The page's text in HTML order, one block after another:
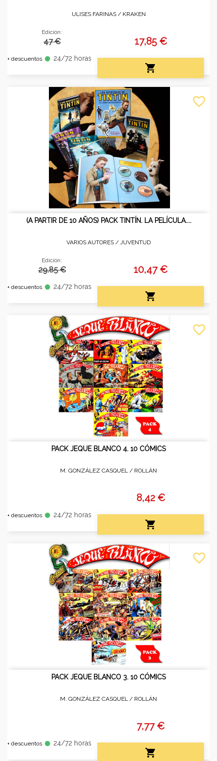
ULISES FARINAS / KRAKEN
Edición:
47 €
+ descuentos fiber_manual_record 24/72 horas
17,85 €

(A PARTIR DE 10 AÑOS) PACK TINTÍN. LA PELÍCULA....
VARIOS AUTORES / JUVENTUD
Edición:
29.85 €
+ descuentos fiber_manual_record 24/72 horas
10,47 €

favorite_border
PACK JEQUE BLANCO 4. 10 CÓMICS
M. GONZÁLEZ CASQUEL / ROLLÁN
+ descuentos fiber_manual_record 24/72 horas
8,42 €

favorite_border
PACK JEQUE BLANCO 3. 10 CÓMICS
M. GONZÁLEZ CASQUEL / ROLLÁN
+ descuentos fiber_manual_record 24/72 horas
7,77 €

favorite_border